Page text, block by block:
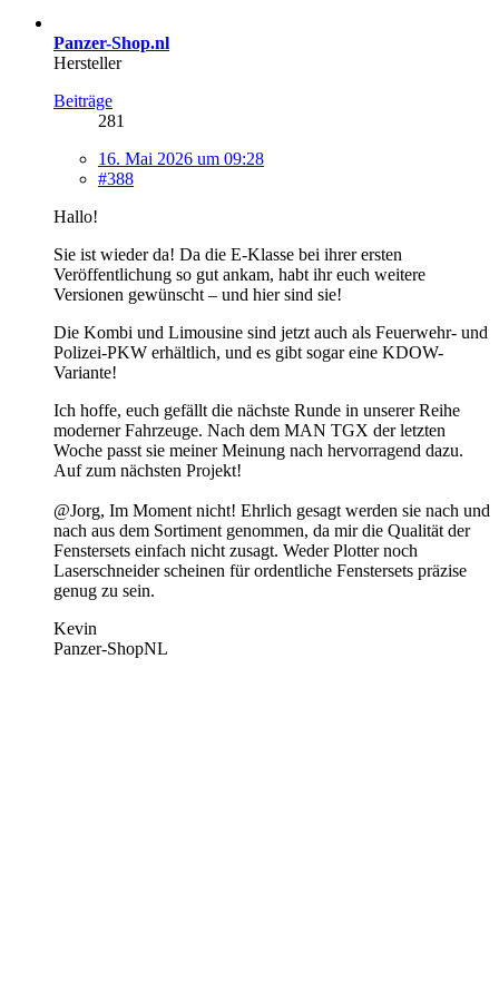
Panzer-Shop.nl
Hersteller
Beiträge
281
16. Mai 2026 um 09:28
#388
Hallo!
Sie ist wieder da! Da die E-Klasse bei ihrer ersten
Veröffentlichung so gut ankam, habt ihr euch weitere
Versionen gewünscht – und hier sind sie!
Die Kombi und Limousine sind jetzt auch als Feuerwehr- und
Polizei-PKW erhältlich, und es gibt sogar eine KDOW-
Variante!
Ich hoffe, euch gefällt die nächste Runde in unserer Reihe
moderner Fahrzeuge. Nach dem MAN TGX der letzten
Woche passt sie meiner Meinung nach hervorragend dazu.
Auf zum nächsten Projekt!
@Jorg, Im Moment nicht! Ehrlich gesagt werden sie nach und
nach aus dem Sortiment genommen, da mir die Qualität der
Fenstersets einfach nicht zusagt. Weder Plotter noch
Laserschneider scheinen für ordentliche Fenstersets präzise
genug zu sein.
Kevin
Panzer-ShopNL